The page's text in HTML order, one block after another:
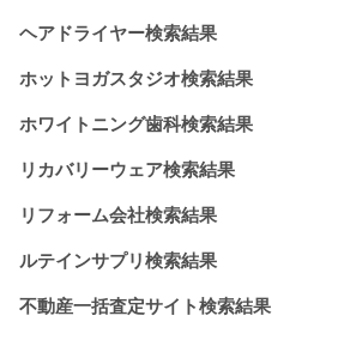
ヘアドライヤー検索結果
ホットヨガスタジオ検索結果
ホワイトニング歯科検索結果
リカバリーウェア検索結果
リフォーム会社検索結果
ルテインサプリ検索結果
不動産一括査定サイト検索結果